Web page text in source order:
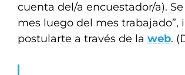
cuenta del/a encuestador/a).
mes luego del mes
postularte a través de la web.